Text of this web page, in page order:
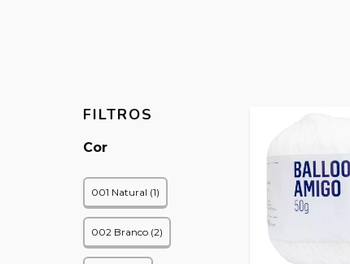
FILTROS
Cor
001 Natural (1)
002 Branco (2)